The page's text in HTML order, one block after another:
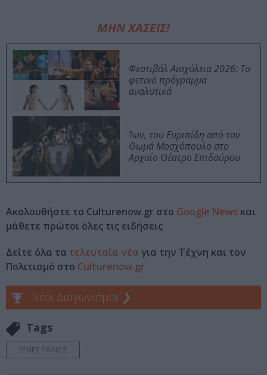
ΜΗΝ ΧΑΣΕΙΣ!
Φεστιβάλ Αισχύλεια 2026: Το
φετινό πρόγραμμα
αναλυτικά
Ίων, του Ευριπίδη από τον
Θωμά Μοσχόπουλο στο
Αρχαίο Θέατρο Επιδαύρου
Ακολουθήστε το Culturenow.gr στο Google News και
μάθετε πρώτοι όλες τις ειδήσεις
Δείτε όλα τα τελευταία νέα για την Τέχνη και τον
Πολιτισμό στο Culturenow.gr
Νέοι Διαγωνισμοί ❯
Tags
ΞΕΝΕΣ ΤΑΙΝΙΕΣ